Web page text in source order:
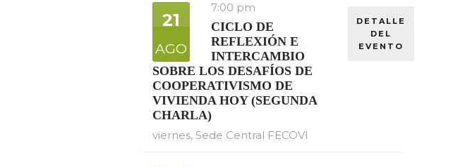
21
AGO
7:00 pm
CICLO DE
REFLEXIÓN E
INTERCAMBIO
SOBRE LOS DESAFÍOS DE
COOPERATIVISMO DE
VIVIENDA HOY (SEGUNDA
CHARLA)
viernes, Sede Central FECOVI
DETALLE
DEL
EVENTO